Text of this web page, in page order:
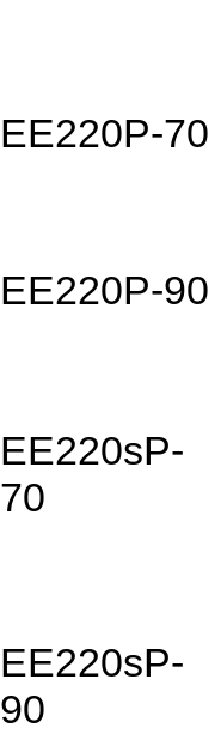
EE220P-70
EE220P-90
EE220sP-
70
EE220sP-
90